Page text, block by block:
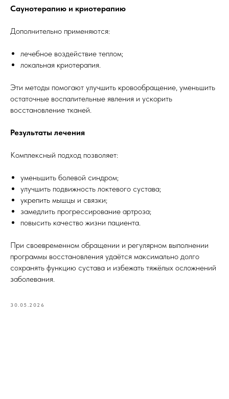
Саунотерапию и криотерапию
Дополнительно применяются:
лечебное воздействие теплом;
локальная криотерапия.
Эти методы помогают улучшить кровообращение, уменьшить
остаточные воспалительные явления и ускорить
восстановление тканей.
Результаты лечения
Комплексный подход позволяет:
уменьшить болевой синдром;
улучшить подвижность локтевого сустава;
укрепить мышцы и связки;
замедлить прогрессирование артроза;
повысить качество жизни пациента.
При своевременном обращении и регулярном выполнении
программы восстановления удаётся максимально долго
сохранять функцию сустава и избежать тяжёлых осложнений
заболевания.
30.05.2026
Записаться
на консультацию
Как вас зовут?*
Эл. адрес*